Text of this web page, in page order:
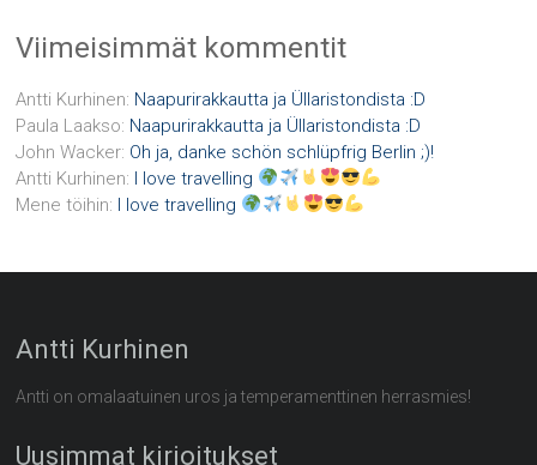
Viimeisimmät kommentit
Antti Kurhinen: Naapurirakkautta ja Üllaristondista :D
Paula Laakso: Naapurirakkautta ja Üllaristondista :D
John Wacker: Oh ja, danke schön schlüpfrig Berlin ;)!
Antti Kurhinen: I love travelling
Mene töihin: I love travelling
Antti Kurhinen
Antti on omalaatuinen uros ja temperamenttinen herrasmies!
Uusimmat kirjoitukset